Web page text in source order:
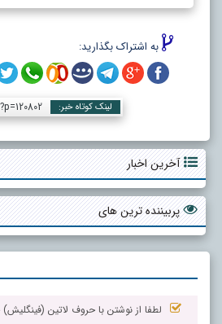
به اشتراک بگذارید:
لینک کوتاه خبر:
آخرین اخبار
پربیننده ترین های
لطفا از نوشتن با حروف لاتین (فینگلیش)